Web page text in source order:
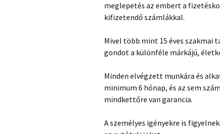
meglepetés az embert a
kifizetendő számlákkal.
Mivel több mint 15 éves szakmai
gondot a különféle márkájú,
Minden elvégzett munkára és
minimum 6 hónap, és az sem
mindkettőre van garancia.
A személyes igényekre is